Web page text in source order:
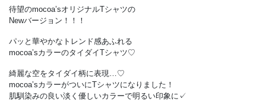
待望のmocoa’sオリジナルTシャツの
Newバージョン！！！
パッと華やかなトレンド感あふれる
mocoa’sカラーのタイダイTシャツ♡
綺麗な空をタイダイ柄に表現…♡
mocoa’sカラーがついにTシャツになりました！
肌馴染みの良い淡く優しいカラーで明るい印象に✓